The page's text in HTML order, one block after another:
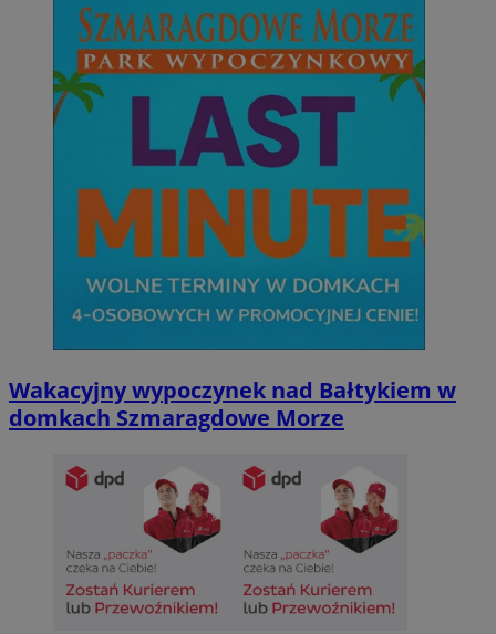
Wakacyjny wypoczynek nad Bałtykiem w
domkach Szmaragdowe Morze